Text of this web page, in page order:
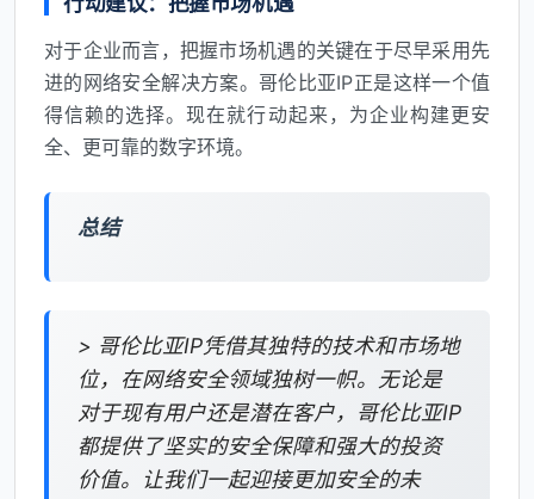
对于企业而言，把握市场机遇的关键在于尽早采用先
进的网络安全解决方案。哥伦比亚IP正是这样一个值
得信赖的选择。现在就行动起来，为企业构建更安
全、更可靠的数字环境。
总结
> 哥伦比亚IP凭借其独特的技术和市场地
位，在网络安全领域独树一帜。无论是
对于现有用户还是潜在客户，哥伦比亚IP
都提供了坚实的安全保障和强大的投资
价值。让我们一起迎接更加安全的未